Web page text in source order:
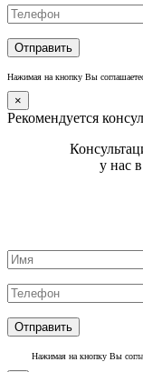
Нажимая на кнопку Вы
×
Рекомендуется
у нас
Нажимая на кнопку Вы